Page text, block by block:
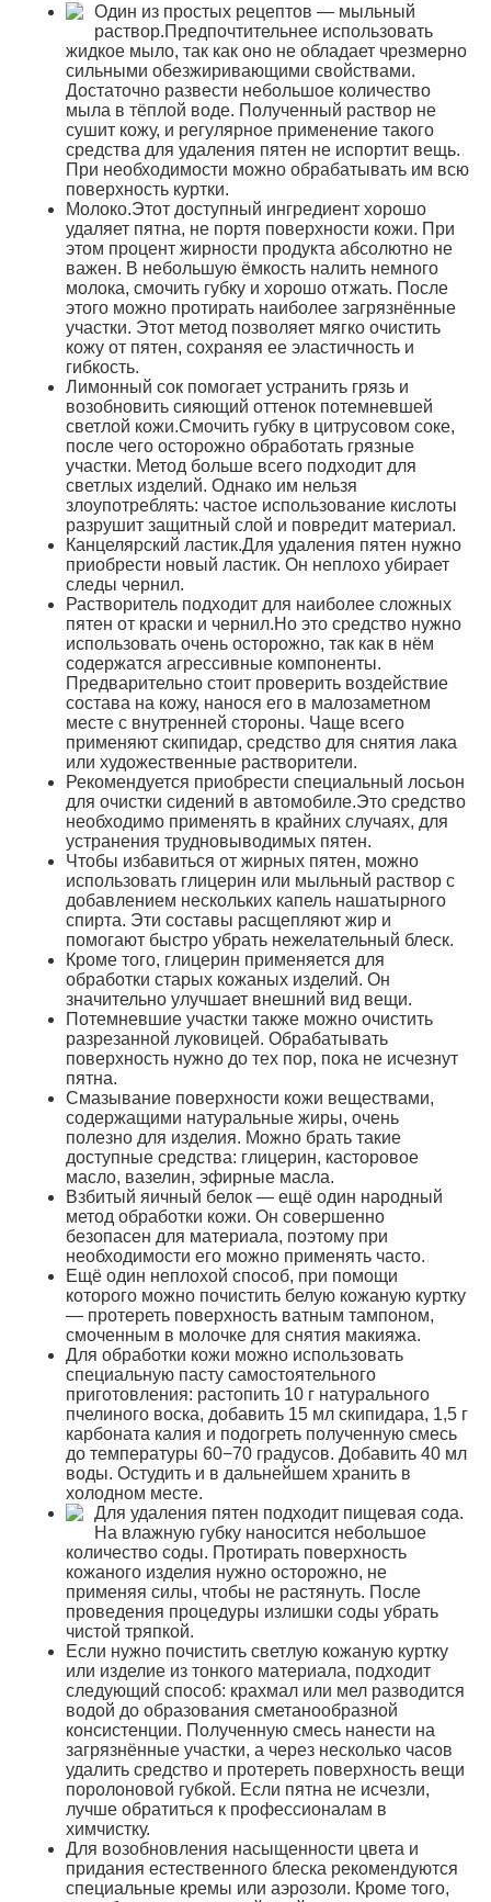
Один из простых рецептов — мыльный
раствор.Предпочтительнее использовать
жидкое мыло, так как оно не обладает чрезмерно
сильными обезжиривающими свойствами.
Достаточно развести небольшое количество
мыла в тёплой воде. Полученный раствор не
сушит кожу, и регулярное применение такого
средства для удаления пятен не испортит вещь.
При необходимости можно обрабатывать им всю
поверхность куртки.
Молоко.Этот доступный ингредиент хорошо
удаляет пятна, не портя поверхности кожи. При
этом процент жирности продукта абсолютно не
важен. В небольшую ёмкость налить немного
молока, смочить губку и хорошо отжать. После
этого можно протирать наиболее загрязнённые
участки. Этот метод позволяет мягко очистить
кожу от пятен, сохраняя ее эластичность и
гибкость.
Лимонный сок помогает устранить грязь и
возобновить сияющий оттенок потемневшей
светлой кожи.Смочить губку в цитрусовом соке,
после чего осторожно обработать грязные
участки. Метод больше всего подходит для
светлых изделий. Однако им нельзя
злоупотреблять: частое использование кислоты
разрушит защитный слой и повредит материал.
Канцелярский ластик.Для удаления пятен нужно
приобрести новый ластик. Он неплохо убирает
следы чернил.
Растворитель подходит для наиболее сложных
пятен от краски и чернил.Но это средство нужно
использовать очень осторожно, так как в нём
содержатся агрессивные компоненты.
Предварительно стоит проверить воздействие
состава на кожу, нанося его в малозаметном
месте с внутренней стороны. Чаще всего
применяют скипидар, средство для снятия лака
или художественные растворители.
Рекомендуется приобрести специальный лосьон
для очистки сидений в автомобиле.Это средство
необходимо применять в крайних случаях, для
устранения трудновыводимых пятен.
Чтобы избавиться от жирных пятен, можно
использовать глицерин или мыльный раствор с
добавлением нескольких капель нашатырного
спирта. Эти составы расщепляют жир и
помогают быстро убрать нежелательный блеск.
Кроме того, глицерин применяется для
обработки старых кожаных изделий. Он
значительно улучшает внешний вид вещи.
Потемневшие участки также можно очистить
разрезанной луковицей. Обрабатывать
поверхность нужно до тех пор, пока не исчезнут
пятна.
Смазывание поверхности кожи веществами,
содержащими натуральные жиры, очень
полезно для изделия. Можно брать такие
доступные средства: глицерин, касторовое
масло, вазелин, эфирные масла.
Взбитый яичный белок — ещё один народный
метод обработки кожи. Он совершенно
безопасен для материала, поэтому при
необходимости его можно применять часто.
Ещё один неплохой способ, при помощи
которого можно почистить белую кожаную куртку
— протереть поверхность ватным тампоном,
смоченным в молочке для снятия макияжа.
Для обработки кожи можно использовать
специальную пасту самостоятельного
приготовления: растопить 10 г натурального
пчелиного воска, добавить 15 мл скипидара, 1,5 г
карбоната калия и подогреть полученную смесь
до температуры 60−70 градусов. Добавить 40 мл
воды. Остудить и в дальнейшем хранить в
холодном месте.
Для удаления пятен подходит пищевая сода.
На влажную губку наносится небольшое
количество соды. Протирать поверхность
кожаного изделия нужно осторожно, не
применяя силы, чтобы не растянуть. После
проведения процедуры излишки соды убрать
чистой тряпкой.
Если нужно почистить светлую кожаную куртку
или изделие из тонкого материала, подходит
следующий способ: крахмал или мел разводится
водой до образования сметанообразной
консистенции. Полученную смесь нанести на
загрязнённые участки, а через несколько часов
удалить средство и протереть поверхность вещи
поролоновой губкой. Если пятна не исчезли,
лучше обратиться к профессионалам в
химчистку.
Для возобновления насыщенности цвета и
придания естественного блеска рекомендуются
специальные кремы или аэрозоли. Кроме того,